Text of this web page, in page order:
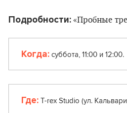
Подробности: «Пробные
Когда:суббота, 11:00 и 12:00.
Где:T-rex Studio (ул.